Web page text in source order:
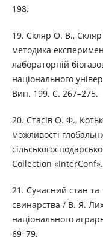
198.
19. Скляр О. В.,
методика
лабораторній
національного
Вип. 199. С. 267–275.
20. Стасів О. Ф.,
можливості
Collection
21. Сучасний стан та
свинарства / В. Я.
національного
69–79.